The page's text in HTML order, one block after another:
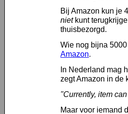
Bij Amazon kun je
nietkunt
thuisbezorgd.
Wie nog bijna
Amazon.
In Nederland mag
zegt Amazon in de
"Currently, item
Maar voor iemand